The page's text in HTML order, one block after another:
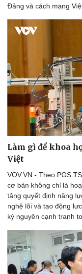
Đảng và cách mạng
Làm gì để khoa
Việt
VOV.VN - Theo
cơ bản không chỉ là
tảng quyết định năng
nghệ lõi và tạo động
kỷ nguyên cạnh tranh